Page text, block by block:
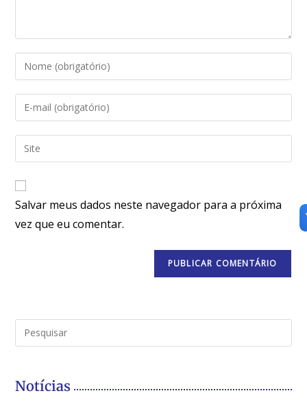
Salvar meus dados neste navegador para a próxima
vez que eu comentar.
Notícias